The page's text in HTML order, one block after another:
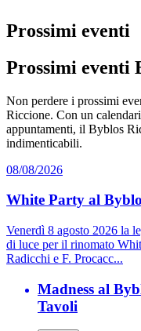
Prossimi eventi
Prossimi eventi
Non perdere i prossimi
Riccione. Con un
appuntamenti, il Byblos
indimenticabili.
08/08/2026
White Party al
Venerdì 8 agosto 2026 la
di luce per il rinomato
Radicchi e F. Procacc...
Madness al
Tavoli